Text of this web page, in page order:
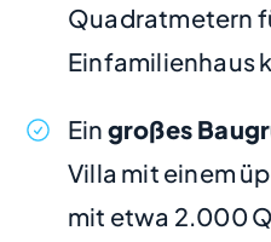
Quadratmetern
Einfamilienhaus
Ein großes
Villa mit einem
mit etwa 2.000